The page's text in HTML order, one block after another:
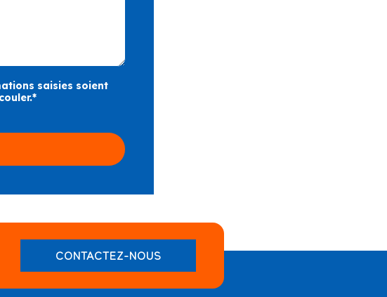
saisies soient
CONTACTEZ-NOUS